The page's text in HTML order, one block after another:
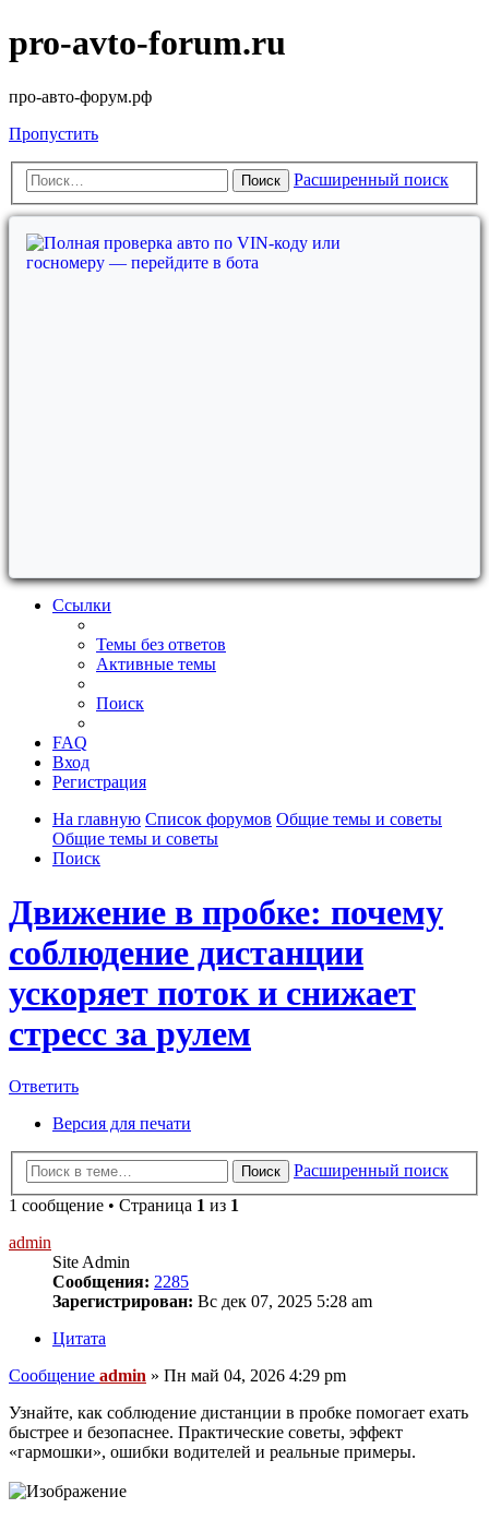
pro-avto-forum.ru
про-авто-форум.рф
Пропустить
Поиск Расширенный поиск
Ссылки
Темы без ответов
Активные темы
Поиск
FAQ
Вход
Регистрация
На главную Список форумов Общие темы и советы
Общие темы и советы
Поиск
Движение в пробке: почему
соблюдение дистанции
ускоряет поток и снижает
стресс за рулем
Ответить
Версия для печати
Поиск
Расширенный поиск
1 сообщение • Страница 1 из 1
admin
Site Admin
Сообщения: 2285
Зарегистрирован: Вс дек 07, 2025 5:28 am
Цитата
Сообщение admin » Пн май 04, 2026 4:29 pm
Узнайте, как соблюдение дистанции в пробке помогает ехать
быстрее и безопаснее. Практические советы, эффект
«гармошки», ошибки водителей и реальные примеры.